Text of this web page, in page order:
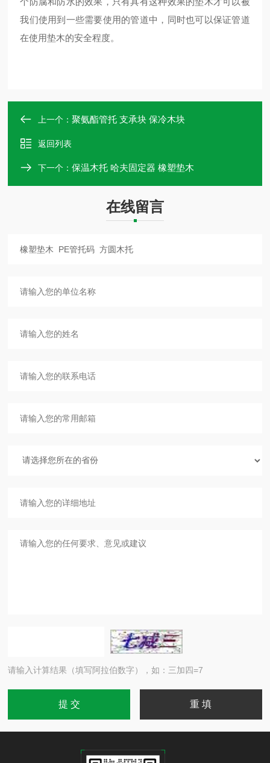
我们使用到一些需要使用的管道中，同时也可以保证管道
在使用垫木的安全程度。
上一个：聚氨酯管托 支承块 保冷木块
返回列表
下一个：保温木托 哈夫固定器 橡塑垫木
在线留言
请输入计算结果（填写阿拉伯数字），如：三加四=7